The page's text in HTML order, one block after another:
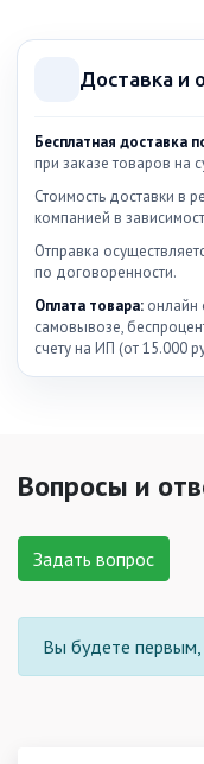
Доставка и
Бесплатная доставка
при заказе товаров на
Стоимость доставки в
компанией в
Отправка
по договоренности.
Оплата товара: онлайн
самовывозе,
счету на ИП (от 15.000
Вопросы и
Задать вопрос
Вы будете первым,